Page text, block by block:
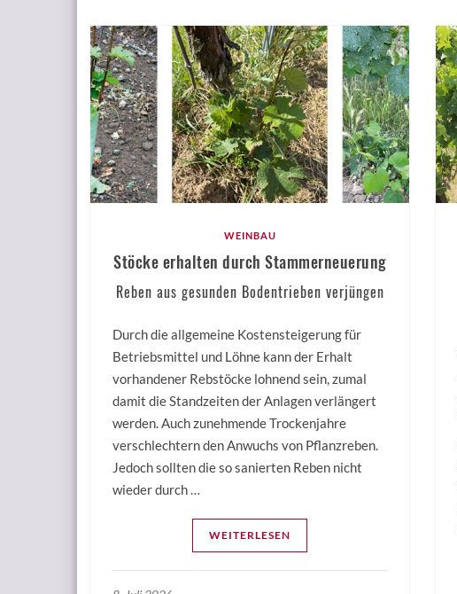
WEINBAU
Stöcke erhalten durch Stammerneuerung
Reben aus gesunden Bodentrieben verjüngen
Durch die allgemeine Kostensteigerung für
Betriebsmittel und Löhne kann der Erhalt
vorhandener Rebstöcke lohnend sein, zumal
damit die Standzeiten der Anlagen verlängert
werden. Auch zunehmende Trockenjahre
verschlechtern den Anwuchs von Pflanzreben.
Jedoch sollten die so sanierten Reben nicht
wieder durch …
WEITERLESEN